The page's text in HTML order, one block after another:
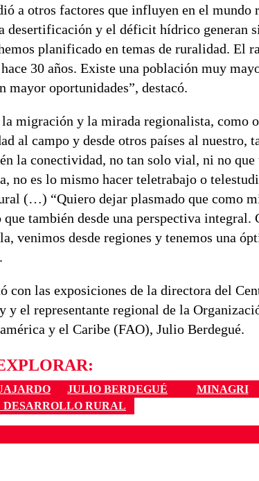
a otros factores que influyen en el
desertificación y el déficit hídrico generan
planificado en temas de ruralidad. El
30 años. Existe una población muy
mayor oportunidades”, destacó.
migración y la mirada regionalista, como
al campo y desde otros países al
la conectividad, no tan solo vial, ni no
no es lo mismo hacer teletrabajo o
(…) “Quiero dejar plasmado que como
también desde una perspectiva
venimos desde regiones y tenemos una
con las exposiciones de la directora del
el representante regional de la
y el Caribe (FAO), Julio Berdegué.
JULIO BERDEGUÉ
MINAGRI
RURAL